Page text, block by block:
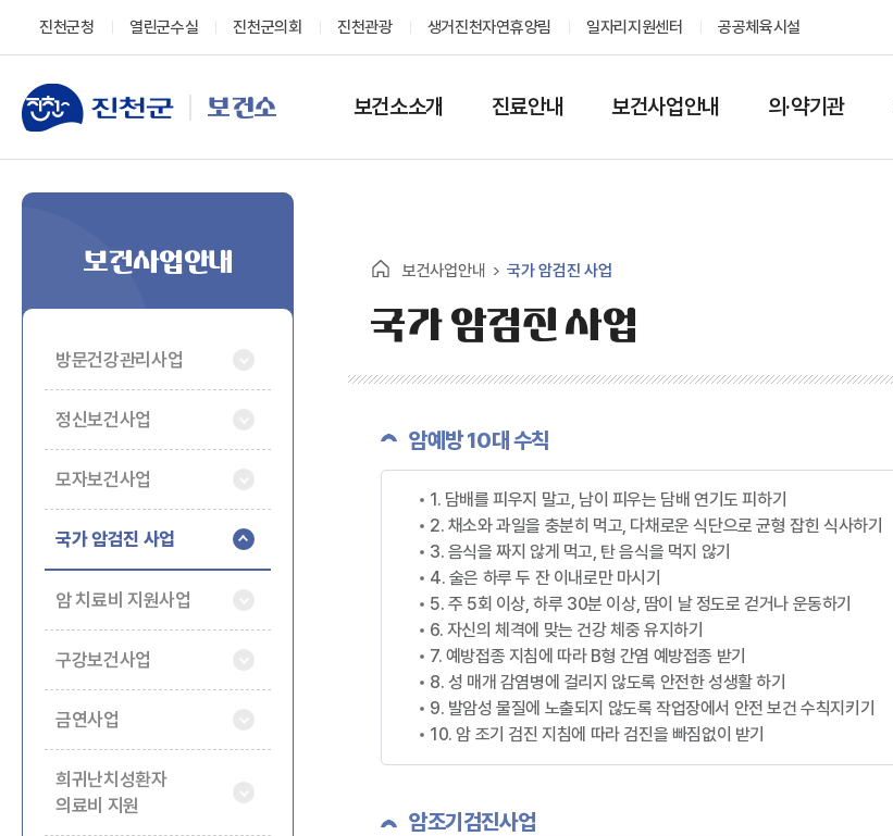
진천군청 열린군수실 진천군의회 진천관광 생거진천자연휴양림 일자리지원센터 공공체육시설
보건소 보건소소개 진료안내 보건사업안내 의·약기관
보건사업안내
방문건강관리사업
정신보건사업
모자보건사업
국가 암검진 사업
암 치료비 지원사업
구강보건사업
금연사업
희귀난치성환자
의료비 지원
보건사업안내 국가 암검진 사업
국가 암검진 사업
암예방 10대 수칙
1. 담배를 피우지 말고, 남이 피우는 담배 연기도 피하기
2. 채소와 과일을 충분히 먹고, 다채로운 식단으로 균형 잡힌 식사하기
3. 음식을 짜지 않게 먹고, 탄 음식을 먹지 않기
4. 술은 하루 두 잔 이내로만 마시기
5. 주 5회 이상, 하루 30분 이상, 땀이 날 정도로 걷거나 운동하기
6. 자신의 체격에 맞는 건강 체중 유지하기
7. 예방접종 지침에 따라 B형 간염 예방접종 받기
8. 성 매개 감염병에 걸리지 않도록 안전한 성생활 하기
9. 발암성 물질에 노출되지 않도록 작업장에서 안전 보건 수칙지키기
10. 암 조기 검진 지침에 따라 검진을 빠짐없이 받기
암조기검진사업